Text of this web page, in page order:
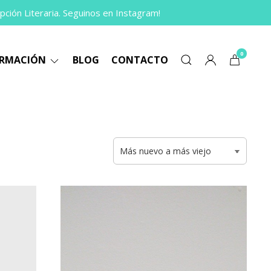
Literaria. Seguinos en Instagram!
BLOG CONTACTO 0